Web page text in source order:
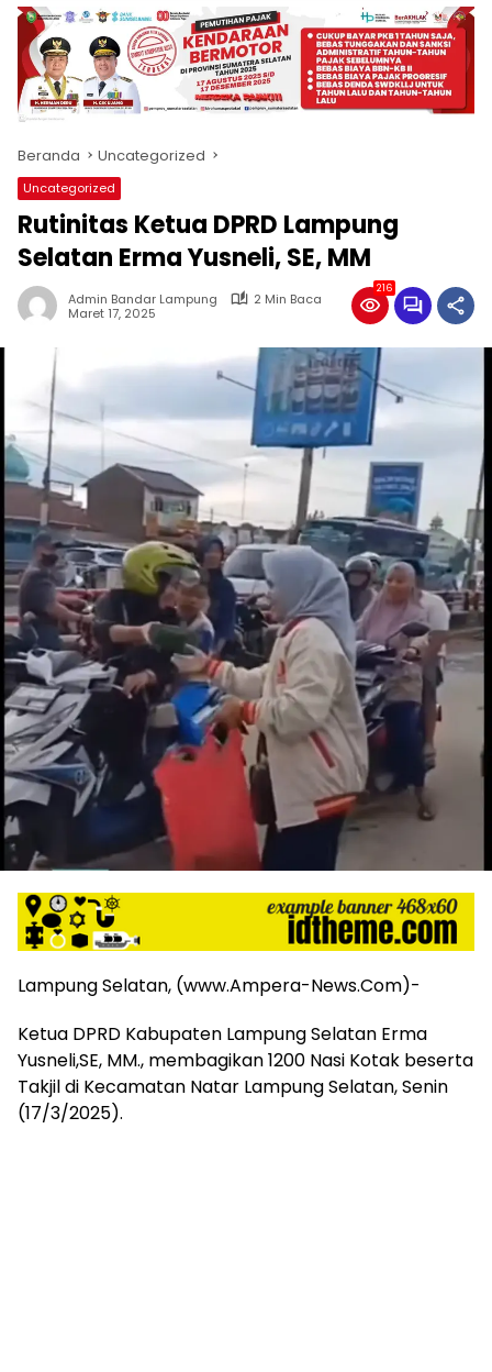
produk
antara
lain
mampu
menjadi
komunikasi
usaha
(beriklan),
fokus
pada
nasional
maupun
international,
bernuansa
dan
dinamis,
memiliki
kisaran
harga
iklan
yang
relatif
lebih
murah
dari
Koran
maupun
media
siber
lainnya,
desain
Koran
dan
media
siber
lebih
eksklusif,
bergaya
mengandung
edukasi,
gaya
hidup,
hiburan,
bebas
Beranda Uncategorized
Uncategorized
Rutinitas Ketua DPRD Lampung
Selatan Erma Yusneli, SE, MM
Admin Bandar Lampung
2 Min Baca
Maret 17, 2025
216
Lampung Selatan, (www.Ampera-News.Com)-
Ketua DPRD Kabupaten Lampung Selatan Erma
Yusneli,SE, MM., membagikan 1200 Nasi Kotak beserta
Takjil di Kecamatan Natar Lampung Selatan, Senin
(17/3/2025).